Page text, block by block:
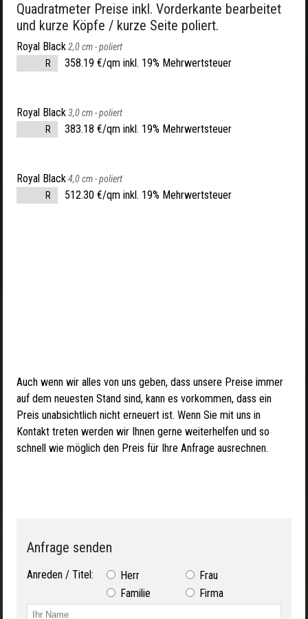
Quadratmeter Preise inkl. Vorderkante bearbeitet
und kurze Köpfe / kurze Seite poliert.
Royal Black2,0 cm -poliert
R
358.19 €/qm inkl. 19% Mehrwertsteuer
Royal Black3,0 cm -poliert
R
383.18 €/qm inkl. 19% Mehrwertsteuer
Royal Black4,0 cm -poliert
R
512.30 €/qm inkl. 19% Mehrwertsteuer
Auch wenn wir alles von uns geben, dass unsere Preise immer
auf dem neuesten Stand sind, kann es vorkommen, dass ein
Preis unabsichtlich nicht erneuert ist. Wenn Sie mit uns in
Kontakt treten werden wir Ihnen gerne weiterhelfen und so
schnell wie möglich den Preis für Ihre Anfrage ausrechnen.
Anfrage senden
Anreden / Titel: Herr
Frau
Familie
Firma